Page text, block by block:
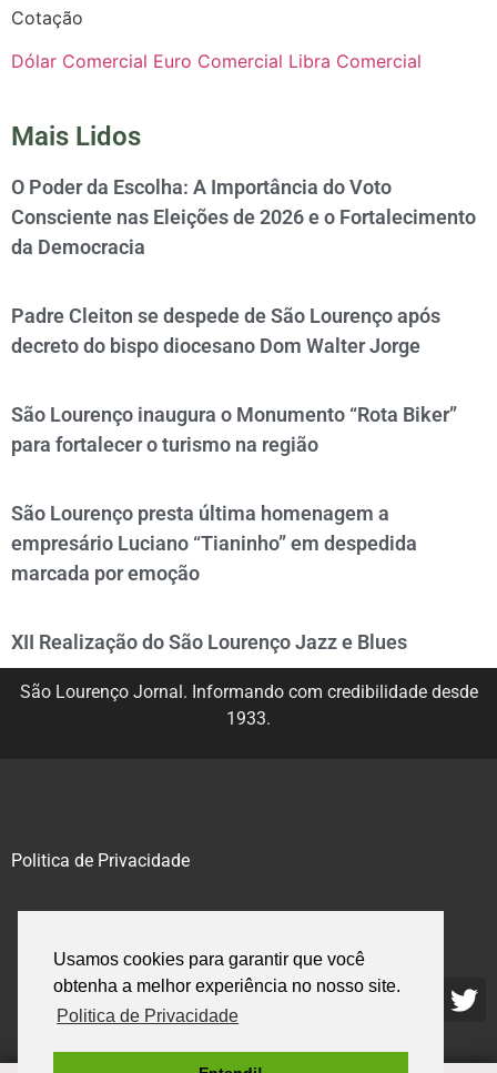
Usamos cookies para garantir que você
obtenha a melhor experiência no nosso site.
Politica de Privacidade
Cotação
Dólar Comercial Euro Comercial Libra Comercial
Mais Lidos
O Poder da Escolha: A Importância do Voto
Consciente nas Eleições de 2026 e o Fortalecimento
da Democracia
Padre Cleiton se despede de São Lourenço após
decreto do bispo diocesano Dom Walter Jorge
São Lourenço inaugura o Monumento “Rota Biker”
para fortalecer o turismo na região
São Lourenço presta última homenagem a
empresário Luciano “Tianinho” em despedida
marcada por emoção
XII Realização do São Lourenço Jazz e Blues
São Lourenço Jornal. Informando com credibilidade desde
1933.
Politica de Privacidade